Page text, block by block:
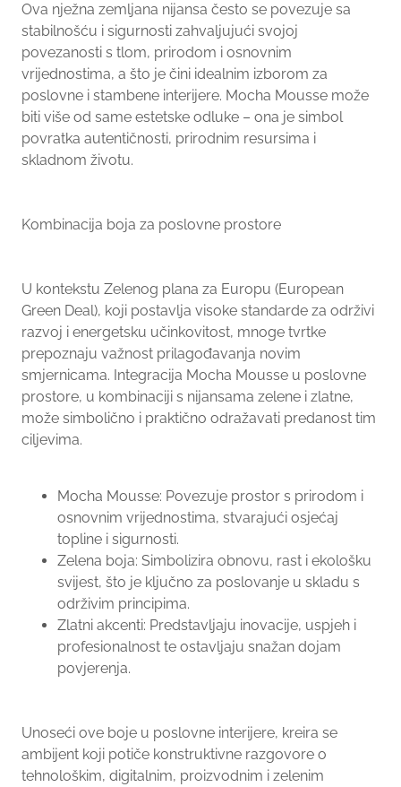
Ova nježna zemljana nijansa često se povezuje sa
stabilnošću i sigurnosti zahvaljujući svojoj
povezanosti s tlom, prirodom i osnovnim
vrijednostima, a što je čini idealnim izborom za
poslovne i stambene interijere. Mocha Mousse može
biti više od same estetske odluke – ona je simbol
povratka autentičnosti, prirodnim resursima i
skladnom životu.
Kombinacija boja za poslovne prostore
U kontekstu Zelenog plana za Europu (European
Green Deal), koji postavlja visoke standarde za održivi
razvoj i energetsku učinkovitost, mnoge tvrtke
prepoznaju važnost prilagođavanja novim
smjernicama. Integracija Mocha Mousse u poslovne
prostore, u kombinaciji s nijansama zelene i zlatne,
može simbolično i praktično odražavati predanost tim
ciljevima.
Mocha Mousse: Povezuje prostor s prirodom i
osnovnim vrijednostima, stvarajući osjećaj
topline i sigurnosti.
Zelena boja: Simbolizira obnovu, rast i ekološku
svijest, što je ključno za poslovanje u skladu s
održivim principima.
Zlatni akcenti: Predstavljaju inovacije, uspjeh i
profesionalnost te ostavljaju snažan dojam
povjerenja.
Unoseći ove boje u poslovne interijere, kreira se
ambijent koji potiče konstruktivne razgovore o
tehnološkim, digitalnim, proizvodnim i zelenim